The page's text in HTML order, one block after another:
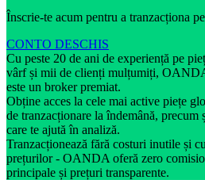
Înscrie-te acum pentru a tranzacționa
CONTO DESCHIS
Cu peste 20 de ani de experiență pe
vârf și mii de clienți mulțumiți,
este un broker premiat.
Obține acces la cele mai active piețe
de tranzacționare la îndemână,
care te ajută în analiză.
Tranzacționează fără costuri inutile și
prețurilor - OANDA oferă zero
principale și prețuri transparente.